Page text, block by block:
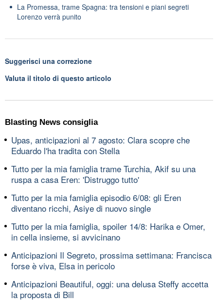
La Promessa, trame Spagna: tra tensioni e piani segreti
Lorenzo verrà punito
Suggerisci una correzione
Valuta il titolo di questo articolo
Blasting News consiglia
Upas, anticipazioni al 7 agosto: Clara scopre che
Eduardo l'ha tradita con Stella
Tutto per la mia famiglia trame Turchia, Akif su una
ruspa a casa Eren: 'Distruggo tutto'
Tutto per la mia famiglia episodio 6/08: gli Eren
diventano ricchi, Asiye di nuovo single
Tutto per la mia famiglia, spoiler 14/8: Harika e Omer,
in cella insieme, si avvicinano
Anticipazioni Il Segreto, prossima settimana: Francisca
forse è viva, Elsa in pericolo
Anticipazioni Beautiful, oggi: una delusa Steffy accetta
la proposta di Bill